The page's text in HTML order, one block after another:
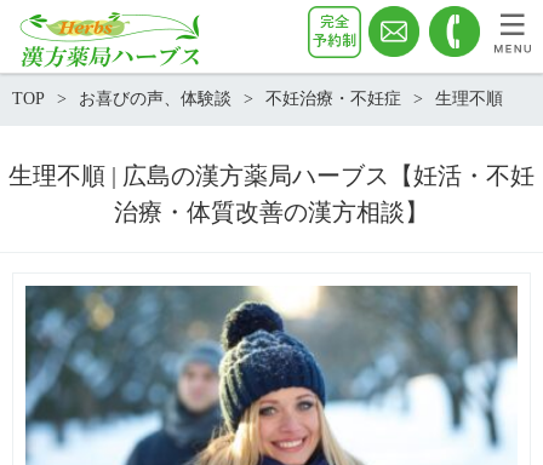
TOP お喜びの声、体験談 不妊治療・不妊症 生理不順
生理不順 | 広島の漢方薬局ハーブス【妊活・不妊
治療・体質改善の漢方相談】